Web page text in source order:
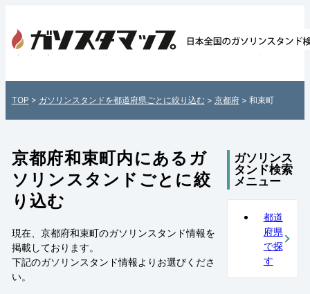
国各地のガソリンスタンドを住所付きでご
日本全国のガソリンスタンド検索サイト「
タマップ」
TOP > ガソリンスタンドを都道府県ごとに絞り込む> 京都府> 和束町
京都府和束町内にあるガ
ソリンスタンドごとに絞
り込む
現在、京都府和束町のガソリンスタンド情報を
掲載しております。
下記のガソリンスタンド情報よりお選びくださ
い。
ガソリンス
タンド検索
メニュー
都道
府県
で探
す